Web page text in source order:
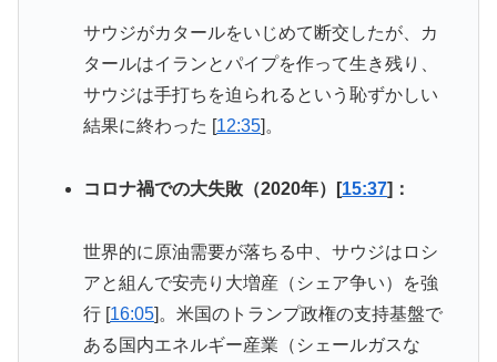
サウジがカタールをいじめて断交したが、カ
タールはイランとパイプを作って生き残り、
サウジは手打ちを迫られるという恥ずかしい
結果に終わった [12:35]。
コロナ禍での大失敗（2020年）[15:37]：
世界的に原油需要が落ちる中、サウジはロシ
アと組んで安売り大増産（シェア争い）を強
行 [16:05]。米国のトランプ政権の支持基盤で
ある国内エネルギー産業（シェールガスな